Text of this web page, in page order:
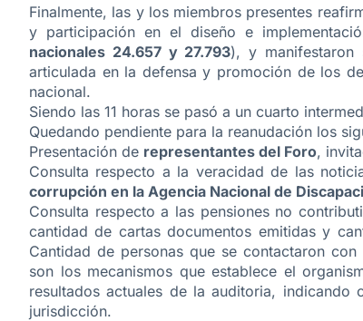
Finalmente, las y los miembros presentes
y participación en el diseño e
nacionales 24.657 y 27.793), y manifestaron
articulada en la defensa y promoción de los
nacional.
Siendo las 11 horas se pasó a un cuarto
Quedando pendiente para la reanudación los
Presentación de representantes del Foro,
Consulta respecto a la veracidad de las
corrupción en la Agencia Nacional de
Consulta respecto a las pensiones no
cantidad de cartas documentos emitidas y
Cantidad de personas que se contactaron con
son los mecanismos que establece el
resultados actuales de la auditoria, indicando
jurisdicción.